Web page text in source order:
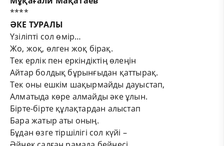
****
ӘКЕ ТУРАЛЫ
Үзіліпті сол өмір…
Жо, жоқ, өлген жоқ бірақ.
Тек ерлік пен еркіндіктің өлеңін
Айтар болдық бұрынғыдан қаттырақ.
Тек оны ешкім шақырмайды дауыстап,
Алматыда көре алмайды әке ұлын.
Бірте-бірте құлақтардан алыстап
Бара жатыр аты оның.
Бұдан өзге тіршілігі сол күйі –